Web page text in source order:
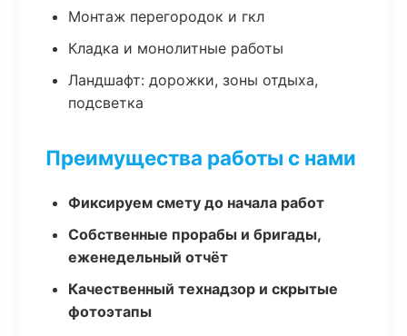
Монтаж перегородок и гкл
Кладка и монолитные работы
Ландшафт: дорожки, зоны отдыха,
подсветка
Преимущества работы с нами
Фиксируем смету до начала работ
Собственные прорабы и бригады,
еженедельный отчёт
Качественный технадзор и скрытые
фотоэтапы